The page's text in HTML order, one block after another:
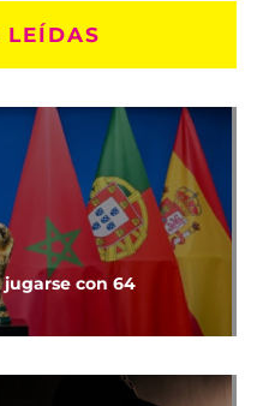
LEÍDAS
jugarse con 64